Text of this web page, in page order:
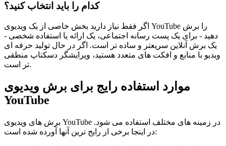
کدام را باید انتخاب کنید؟
اگر فقط نیاز دارید بخش خاصی از یک ویدیوی YouTube را برش
دهید - برای یک پست رسانه اجتماعی، یک ارائه یا استفاده شخصی -
یک برش آنلاین سریعتر و ساده تر است. اگر در حال تولید حرفه ای
ویدیو با منابع و افکت های متعدد هستید، ویرایشگر دسکتاپ منطقی
تر است.
موارد استفاده رایج برای برش ویدیوی
YouTube
برش های ویدیوی YouTube در زمینه های مختلف استفاده می شود.
در اینجا برخی از رایج ترین آنها آورده شده است: